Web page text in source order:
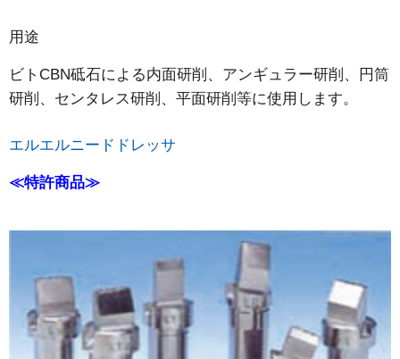
用途
ビトCBN砥石による内面研削、アンギュラー研削、円筒
研削、センタレス研削、平面研削等に使用します。
エルエルニードドレッサ
≪特許商品≫